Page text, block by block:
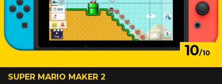
10/10
SUPER MARIO MAKER 2